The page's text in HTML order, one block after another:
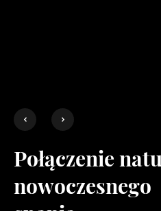
Połączenie
nowoczesnego